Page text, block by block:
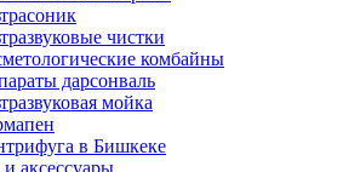
чистки
комбайны
дарсонваль
мойка
в Бишкеке
аксессуары